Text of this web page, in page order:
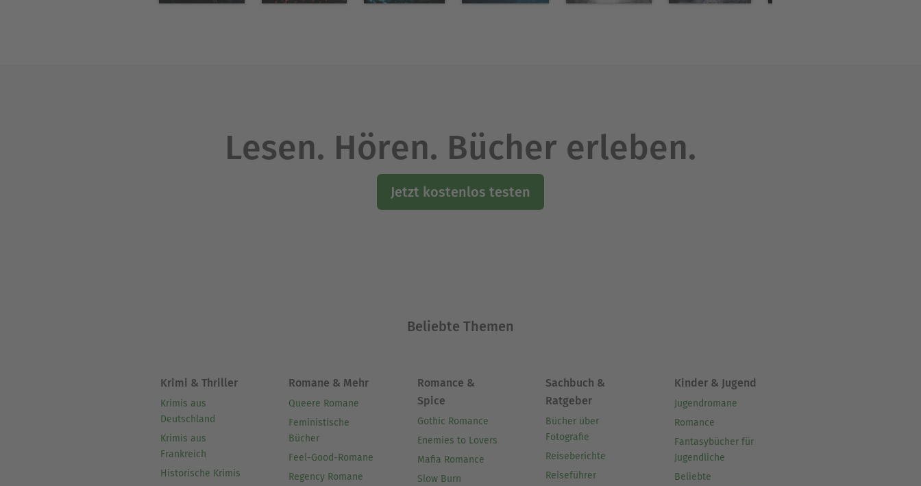
Lesen. Hören. Bücher erleben.
Jetzt kostenlos testen
Beliebte Themen
Krimi & Thriller
Krimis aus
Deutschland
Krimis aus
Frankreich
Historische Krimis
Romane & Mehr
Queere Romane
Feministische
Bücher
Feel-Good-Romane
Regency Romane
Romance &
Spice
Gothic Romance
Enemies to Lovers
Mafia Romance
Slow Burn
Sachbuch &
Ratgeber
Bücher über
Fotografie
Reiseberichte
Reiseführer
Kinder & Jugend
Jugendromane
Romance
Fantasybücher für
Jugendliche
Beliebte